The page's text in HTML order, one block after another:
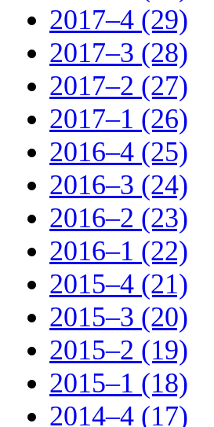
2017–4 (29)
2017–3 (28)
2017–2 (27)
2017–1 (26)
2016–4 (25)
2016–3 (24)
2016–2 (23)
2016–1 (22)
2015–4 (21)
2015–3 (20)
2015–2 (19)
2015–1 (18)
2014–4 (17)